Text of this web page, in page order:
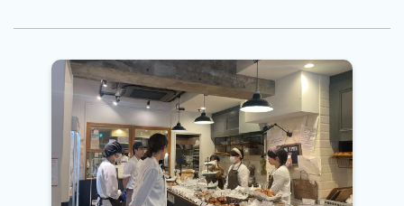
つくっています。
新たなチャレンジとなるお店です。
これまで培ってきたオールスクラッチの製造スタイルや、お店づ
くりの考え方をそのままに、
新しい場所でトラスパレンテらしさを広げていきます。
立ち上げから関われる貴重なタイミング。
「新しいお店を一緒につくっていきたい」という方を歓迎します。